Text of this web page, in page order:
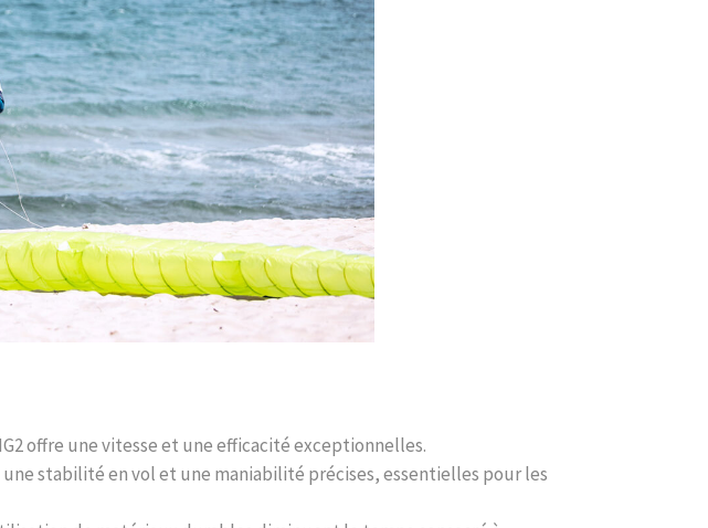
offre une vitesse et une efficacité exceptionnelles.
stabilité en vol et une maniabilité précises, essentielles pour les